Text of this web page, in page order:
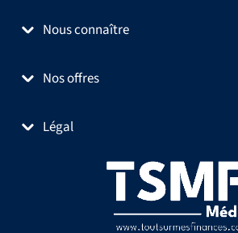
Nous connaître
Nos offres
Légal